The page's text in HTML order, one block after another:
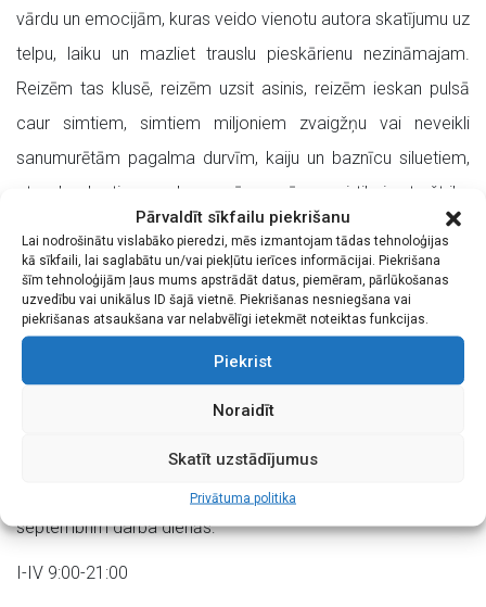
Pārvaldīt sīkfailu piekrišanu
Lai nodrošinātu vislabāko pieredzi, mēs izmantojam tādas tehnoloģijas
kā sīkfaili, lai saglabātu un/vai piekļūtu ierīces informācijai. Piekrišana
šīm tehnoloģijām ļaus mums apstrādāt datus, piemēram, pārlūkošanas
uzvedību vai unikālus ID šajā vietnē. Piekrišanas nesniegšana vai
piekrišanas atsaukšana var nelabvēlīgi ietekmēt noteiktas funkcijas.
Piekrist
Noraidīt
Skatīt uzstādījumus
Privātuma politika
vārdu un emocijām, kuras veido vienotu autora skatījumu uz
telpu, laiku un mazliet trauslu pieskārienu nezināmajam.
Reizēm tas klusē, reizēm uzsit asinis, reizēm ieskan pulsā
caur simtiem, simtiem miljoniem zvaigžņu vai neveikli
sanumurētām pagalma durvīm, kaiju un baznīcu siluetiem,
atspulga burtiem uz kormorāna spārna vai tikai retu štrihu
zem ielu tetovētās ādas. Reizēm tā ir vienkārši skaņa.
Piedalās: Adrians Pese, Agris Klestrovs, Eric Zirk, Gunārs
Kopštāls, Ilga Lasmane, Ilona Gabaliņa Kila, Irina Tīre, Iveta
Herbsta, Jānis Dreimanis, Jelizaveta Borodina, Laila Dūna,
Līga Ansone, Ludmila Šmite, Normunds Kaprano, Pēteris
Jaunzems, Valentīns, Vineta Jaunzeme un Ziedonis
Izstāde apskatāma bez maksas no 8. septembra līdz 8.
septembrim darba dienās:
I-IV 9:00-21:00